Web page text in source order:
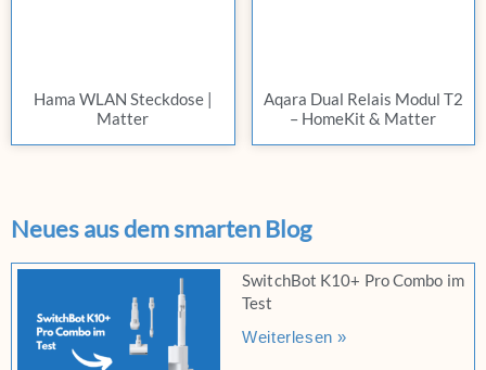
Hama WLAN Steckdose |
Matter
Aqara Dual Relais Modul T2
– HomeKit & Matter
Neues aus dem smarten Blog
SwitchBot K10+ Pro Combo im
Test
Weiterlesen »